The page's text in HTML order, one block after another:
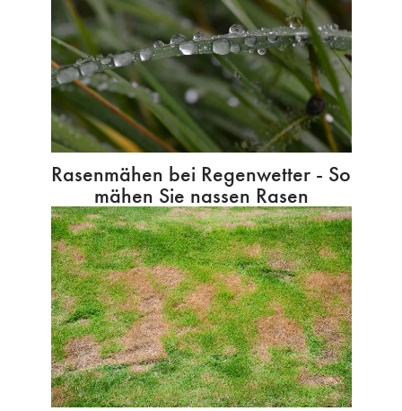
Rasenmähen bei Regenwetter - So
mähen Sie nassen Rasen